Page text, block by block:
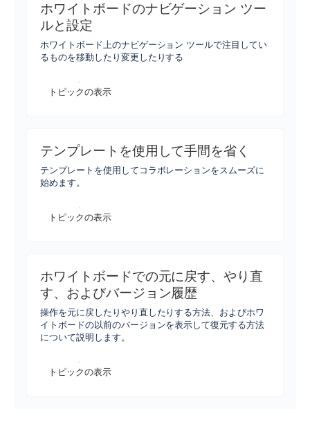
ホワイトボードのナビゲーション ツー
ルと設定
ホワイトボード上のナビゲーション ツールで注目してい
るものを移動したり変更したりする
トピックの表示
テンプレートを使用して手間を省く
テンプレートを使用してコラボレーションをスムーズに
始めます。
トピックの表示
ホワイトボードでの元に戻す、やり直
す、およびバージョン履歴
操作を元に戻したりやり直したりする方法、およびホワ
イトボードの以前のバージョンを表示して復元する方法
について説明します。
トピックの表示